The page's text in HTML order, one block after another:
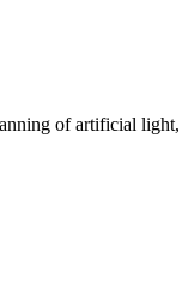
of artificial